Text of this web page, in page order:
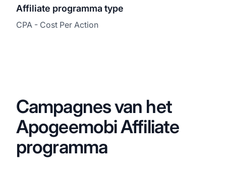
Affiliate programma type
CPA - Cost Per Action
Campagnes van het
Apogeemobi Affiliate
programma